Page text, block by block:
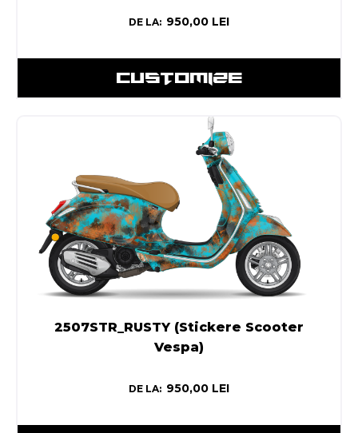
DE LA: 950,00 LEI
CUSTOMIZE
2507STR_RUSTY (Stickere Scooter
Vespa)
DE LA: 950,00 LEI